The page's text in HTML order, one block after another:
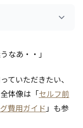
なあ・・」
ていただきたい、
体像は「セルフ前
費用ガイド 」も参